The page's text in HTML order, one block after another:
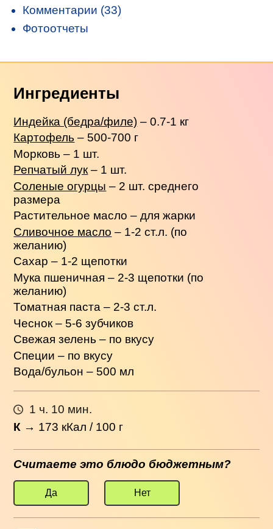
Комментарии (33)
Фотоотчеты
Ингредиенты
Индейка (бедра/филе) – 0.7-1 кг
Картофель – 500-700 г
Морковь – 1 шт.
Репчатый лук– 1 шт.
Соленые огурцы – 2 шт. среднего
размера
Растительное масло – для жарки
Сливочное масло – 1-2 ст.л. (по
желанию)
Сахар – 1-2 щепотки
Мука пшеничная – 2-3 щепотки (по
желанию)
Томатная паста – 2-3 ст.л.
Чеснок – 5-6 зубчиков
Свежая зелень – по вкусу
Специи – по вкусу
Вода/бульон – 500 мл
1 ч. 10 мин.
К → 173 кКал / 100 г
Считаете это блюдо бюджетным?
Да Нет